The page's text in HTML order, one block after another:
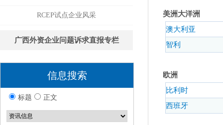
RCEP试点企业风采
广西外资企业问题诉求直报专栏
信息搜索
标题 正文
美洲大洋洲
澳大利亚
智利
欧洲
比利时
西班牙